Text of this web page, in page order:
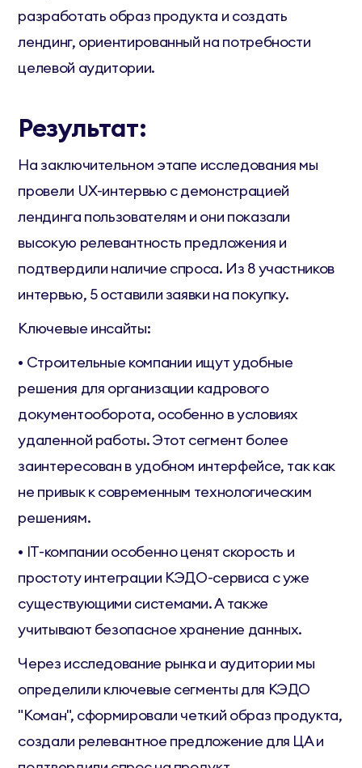
разработать образ продукта и создать
лендинг, ориентированный на потребности
целевой аудитории.
Результат:
На заключительном этапе исследования мы
провели UX-интервью с демонстрацией
лендинга пользователям и они показали
высокую релевантность предложения и
подтвердили наличие спроса. Из 8 участников
интервью, 5 оставили заявки на покупку.
Ключевые инсайты:
• Строительные компании ищут удобные
решения для организации кадрового
документооборота, особенно в условиях
удаленной работы. Этот сегмент более
заинтересован в удобном интерфейсе, так как
не привык к современным технологическим
решениям.
• IT-компании особенно ценят скорость и
простоту интеграции КЭДО-сервиса с уже
существующими системами. А также
учитывают безопасное хранение данных.
Через исследование рынка и аудитории мы
определили ключевые сегменты для КЭДО
"Коман", сформировали четкий образ продукта,
создали релевантное предложение для ЦА и